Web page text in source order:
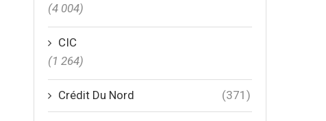
(4 004)
CIC
(1 264)
Crédit Du Nord (371)